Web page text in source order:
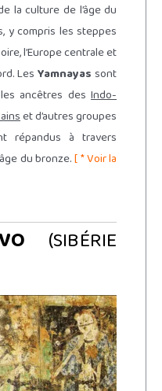
la culture de l’âge du
y compris les steppes
l’Europe centrale et
LesYamnayas sont
ancêtres desIndo-
et d’autres groupes
répandus à travers
du bronze.[ * Voir la
(SIBÉRIE